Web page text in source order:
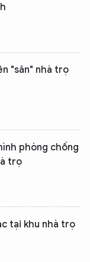
"săn" nhà trọ
phòng chống
trọ
tại khu nhà trọ
biết về
hỗ trợ!